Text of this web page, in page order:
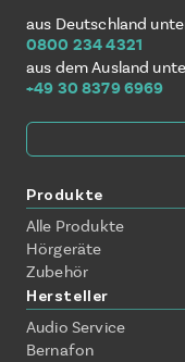
aus Deutschland
0800 234 4321
aus dem Ausland
+49 30 8379 6969
Produkte
Alle Produkte
Hörgeräte
Zubehör
Hersteller
Audio Service
Bernafon